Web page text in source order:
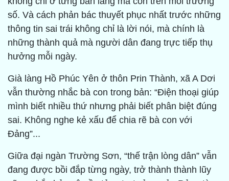
số. Và cách phản bác thuyết phục nhất trước những
thông tin sai trái không chỉ là lời nói, mà chính là
những thành quả mà người dân đang trực tiếp thụ
hưởng mỗi ngày.
Già làng Hồ Phúc Yên ở thôn Prin Thành, xã A Dơi
vẫn thường nhắc bà con trong bản: “Điện thoại giúp
mình biết nhiều thứ nhưng phải biết phân biệt đúng
sai. Không nghe kẻ xấu để chia rẽ bà con với
Đảng”...
Giữa đại ngàn Trường Sơn, “thế trận lòng dân” vẫn
đang được bồi đắp từng ngày, trở thành thành lũy